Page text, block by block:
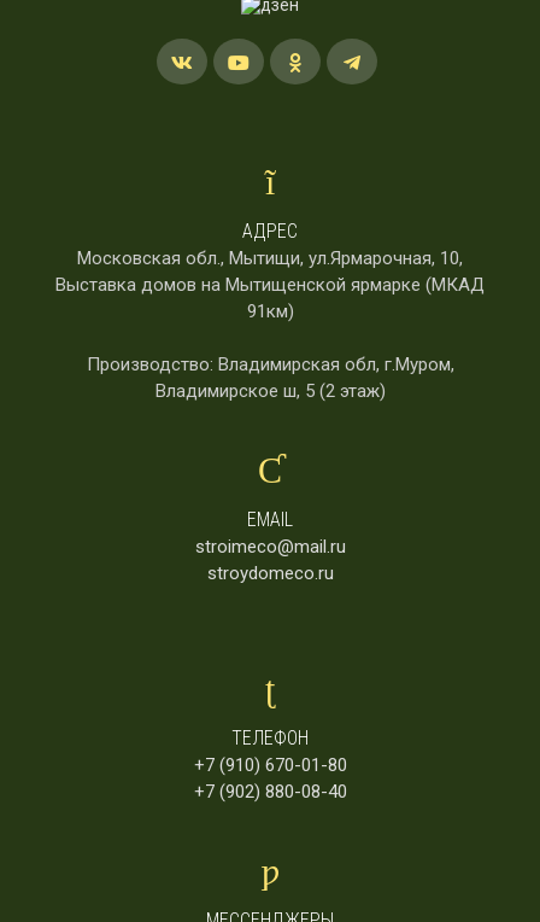
АДРЕС
Московская обл., Мытищи, ул.Ярмарочная, 10,
Выставка домов на Мытищенской ярмарке (МКАД
91км)
Производство: Владимирская обл, г.Муром,
Владимирское ш, 5 (2 этаж)
EMAIL
stroimeco@mail.ru
stroydomeco.ru
ТЕЛЕФОН
+7 (910) 670-01-80
+7 (902) 880-08-40